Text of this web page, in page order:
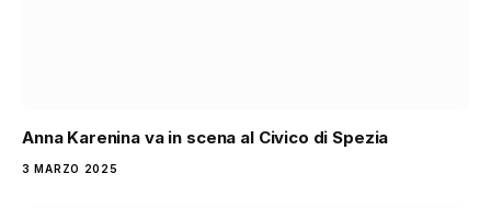
Anna Karenina va in scena al Civico di Spezia
3 MARZO 2025